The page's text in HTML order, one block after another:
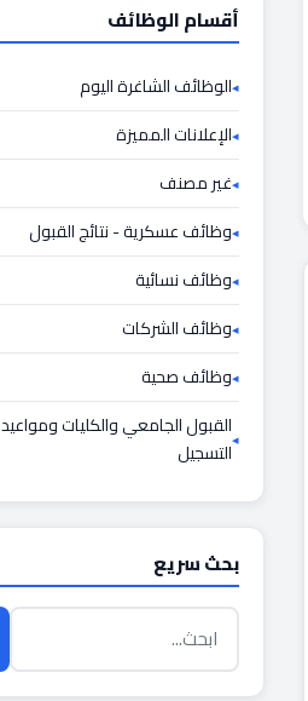
أقسام الوظائف
الوظائف الشاغرة اليوم
الإعلانات المميزة
غير مصنف
وظائف عسكرية - نتائج القبول
وظائف نسائية
وظائف الشركات
وظائف صحية
القبول الجامعي والكليات ومواعيد
التسجيل
بحث سريع